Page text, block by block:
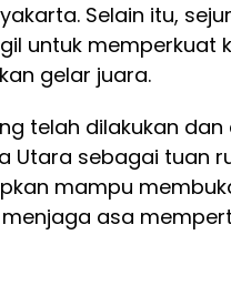
Selain itu,
untuk memperkuat
gelar juara.
telah dilakukan dan
Utara sebagai tuan
mampu
asa